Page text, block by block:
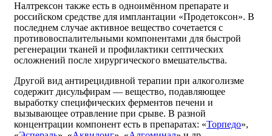
Налтрексон также есть в одноимённом препарате и
российском средстве для имплантации «Продетоксон». В
последнем случае активное вещество сочетается с
противовоспалительными компонентами для быстрой
регенерации тканей и профилактики септических
осложнений после хирургического вмешательства.
Другой вид антирецидивной терапии при алкоголизме
содержит дисульфирам — вещество, подавляющее
выработку специфических ферментов печени и
вызывающее отравление при срыве. В разной
концентрации компонент есть в препаратах: «Торпедо»,